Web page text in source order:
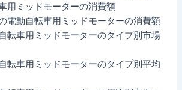
用ミッドモーターの消費額
電動自転車用ミッドモーターの消費額
転車用ミッドモーターのタイプ別市場
転車用ミッドモーターのタイプ別平均